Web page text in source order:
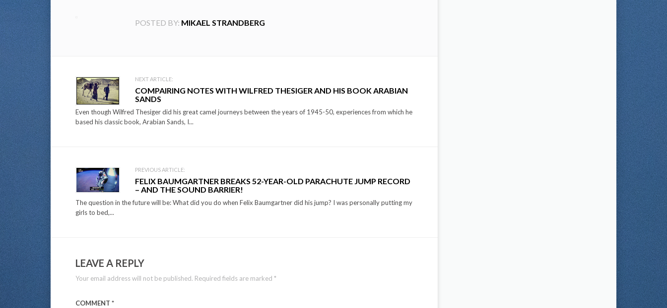
POSTED BY: MIKAEL STRANDBERG
Post
navigation
NEXT ARTICLE:
COMPAIRING NOTES WITH WILFRED THESIGER AND HIS BOOK ARABIAN
SANDS
Even though Wilfred Thesiger did his great camel journeys between the years of 1945-50, experiences from which he
based his classic book, Arabian Sands, I...
PREVIOUS ARTICLE:
FELIX BAUMGARTNER BREAKS 52-YEAR-OLD PARACHUTE JUMP RECORD
– AND THE SOUND BARRIER!
The question in the future will be: What did you do when Felix Baumgartner did his jump? I was personally putting my
girls to bed,...
LEAVE A REPLY
Your email address will not be published. Required fields are marked *
COMMENT *